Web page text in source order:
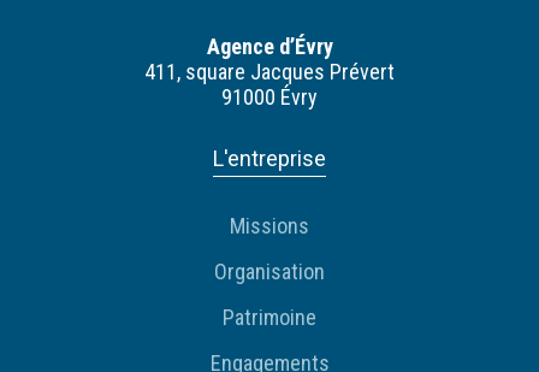
Agence d’Évry
411, square Jacques Prévert
91000 Évry
L'entreprise
Missions
Organisation
Patrimoine
Engagements